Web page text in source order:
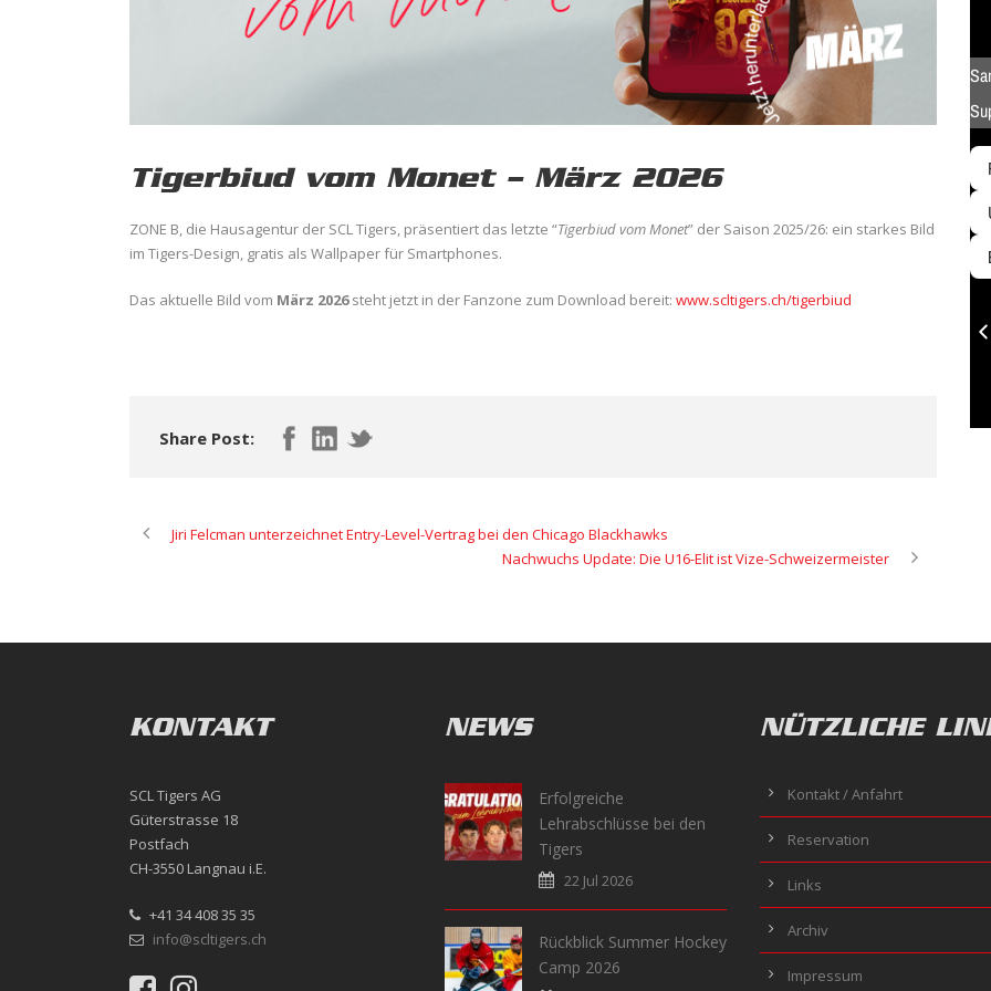
Tigerbiud vom Monet – März 2026
ZONE B, die Hausagentur der SCL Tigers, präsentiert das letzte “Tigerbiud vom Monet” der Saison 2025/26: ein starkes Bild
im Tigers-Design, gratis als Wallpaper für Smartphones.
Das aktuelle Bild vom März 2026steht jetzt in der Fanzone zum Download bereit: www.scltigers.ch/tigerbiud
Share Post:
Jiri Felcman unterzeichnet Entry-Level-Vertrag bei den Chicago Blackhawks
Nachwuchs Update: Die U16-Elit ist Vize-Schweizermeister
KONTAKT
SCL Tigers AG
Güterstrasse 18
Postfach
CH-3550 Langnau i.E.
+41 34 408 35 35
info@scltigers.ch
NEWS
Erfolgreiche
Lehrabschlüsse bei den
Tigers
22 Jul 2026
Rückblick Summer Hockey
Camp 2026
NÜTZLICHE
Kontakt / Anfahrt
Reservation
Links
Archiv
Impressum